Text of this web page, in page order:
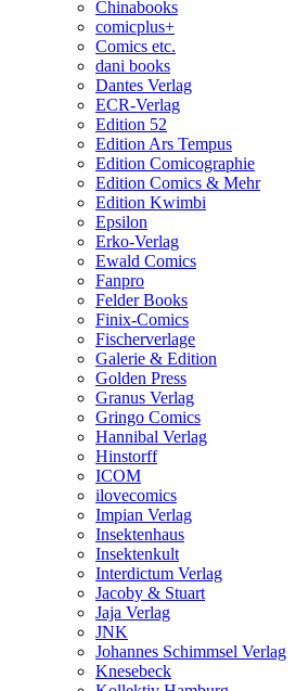
Chinabooks
comicplus+
Comics etc.
dani books
Dantes Verlag
ECR-Verlag
Edition 52
Edition Ars Tempus
Edition Comicographie
Edition Comics & Mehr
Edition Kwimbi
Epsilon
Erko-Verlag
Ewald Comics
Fanpro
Felder Books
Finix-Comics
Fischerverlage
Galerie & Edition
Golden Press
Granus Verlag
Gringo Comics
Hannibal Verlag
Hinstorff
ICOM
ilovecomics
Impian Verlag
Insektenhaus
Insektenkult
Interdictum Verlag
Jacoby & Stuart
Jaja Verlag
JNK
Johannes Schimmsel Verlag
Knesebeck